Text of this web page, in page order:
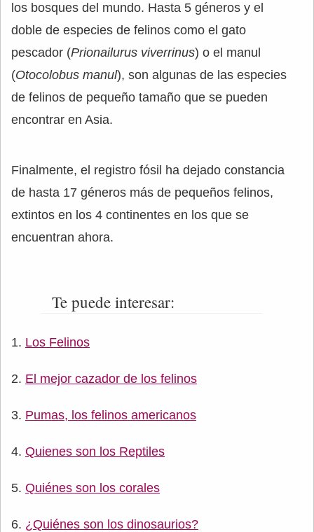
los bosques del mundo. Hasta 5 géneros y el
doble de especies de felinos como el gato
pescador (Prionailurus viverrinus) o el manul
(Otocolobus manul), son algunas de las especies
de felinos de pequeño tamaño que se pueden
encontrar en Asia.
Finalmente, el registro fósil ha dejado constancia
de hasta 17 géneros más de pequeños felinos,
extintos en los 4 continentes en los que se
encuentran ahora.
Te puede interesar:
Los Felinos
El mejor cazador de los felinos
Pumas, los felinos americanos
Quienes son los Reptiles
Quiénes son los corales
¿Quiénes son los dinosaurios?